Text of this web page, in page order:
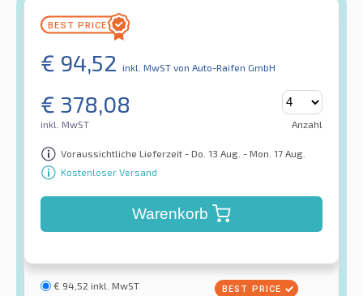
€ 94,52 inkl. MwST von Auto-Raifen GmbH
€ 378,08
inkl. MwST Anzahl
Voraussichtliche Lieferzeit - Do. 13 Aug. - Mon. 17 Aug.
Kostenloser Versand
Warenkorb
€ 94,52 inkl. MwST